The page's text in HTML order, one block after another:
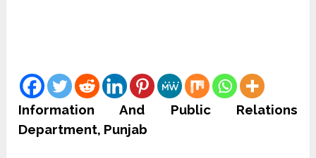
Information And Public Relations
Department, Punjab